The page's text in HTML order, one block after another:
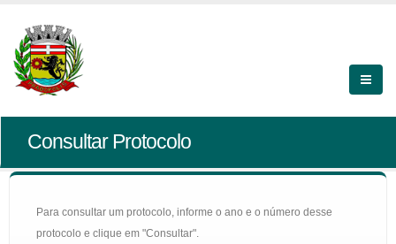
Consultar Protocolo
Para consultar um protocolo, informe o ano e o número desse
protocolo e clique em "Consultar".